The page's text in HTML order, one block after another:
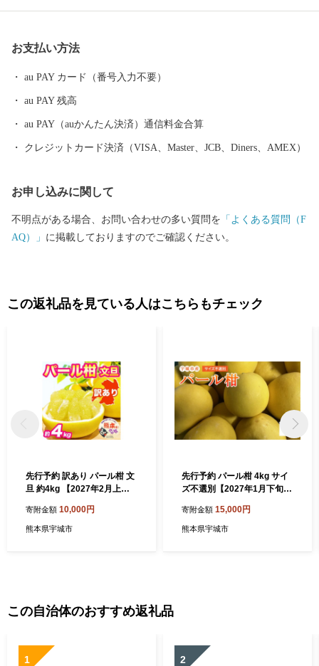
姿がそのまま残る石積み埠頭や水路、橋など貿易港としての役割
コポン®・不知火 ■ みかん ■ あか牛 ■ 黒毛和牛 ■ 白玉粉 ■
生姜 ■ メロン ■ トマト ■ イチゴ
お支払い方法
au PAY カード（番号入力不要）
au PAY 残高
au PAY（auかんたん決済）通信料金合算
クレジットカード決済（VISA、Master、JCB、Diners、AMEX）
お申し込みに関して
不明点がある場合、お問い合わせの多い質問を 「よくある質問（F
AQ）」 に掲載しておりますのでご確認ください。
この返礼品を見ている人はこちらもチェック
先行予約 訳あり パール柑 文
旦 約4kg 【2027年2月上旬
文旦 ぶんたん 果物 フルーツ
くだもの 柑橘 グレープフル
寄附金額 10,000円
熊本県宇城市
先行予約 パール柑 4kg サイ
ズ不選別【2027年1月下旬-2
もの フルーツ 柑橘 文旦 ぶん
たん ザボン ポンカン
寄附金額 15,000円
熊本県宇城市
この自治体のおすすめ返礼品
1 2